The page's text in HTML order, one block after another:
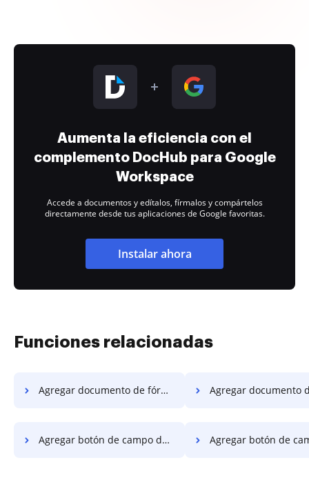
Aumenta la eficiencia con el
complemento DocHub para Google
Workspace
Accede a documentos y edítalos, fírmalos y compártelos
directamente desde tus aplicaciones de Google favoritas.
Instalar ahora
Funciones relacionadas
Agregar documento de fórmula en Opera Agregar documento de fórmula
Agregar botón de campo de fórmula al documento para firma electrónica en Samsung Agregar botón de campo de fórmula al documento para firma electrónica